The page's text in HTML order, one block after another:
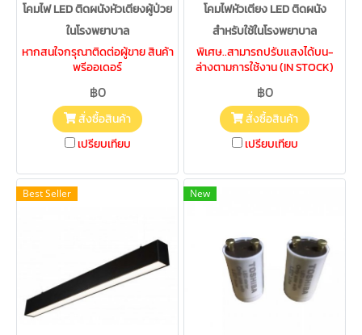
โคมไฟ LED ติดผนังหัวเตียงผู้ป่วย
ในโรงพยาบาล
หากสนใจกรุณาติดต่อผู้ขาย สินค้า
พรีออเดอร์
฿0
สั่งซื้อสินค้า
เปรียบเทียบ
โคมไฟหัวเตียง LED ติดผนัง
สำหรับใช้ในโรงพยาบาล
พิเศษ..สามารถปรับแสงได้บน-
ล่างตามการใช้งาน (IN STOCK)
พร้อมส่ง
฿0
สั่งซื้อสินค้า
เปรียบเทียบ
Best Seller New